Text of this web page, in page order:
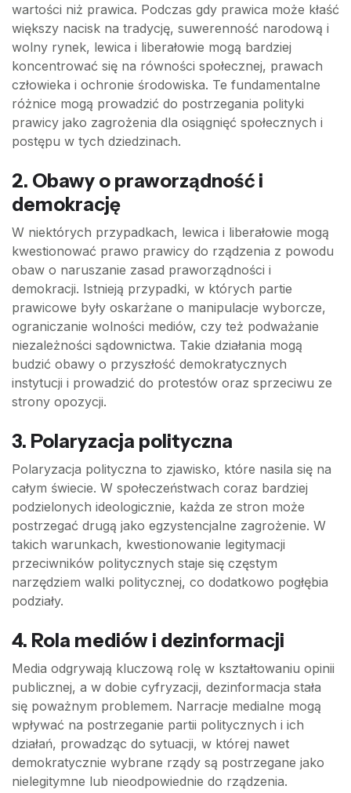
wartości niż prawica. Podczas gdy prawica może kłaść
większy nacisk na tradycję, suwerenność narodową i
wolny rynek, lewica i liberałowie mogą bardziej
koncentrować się na równości społecznej, prawach
człowieka i ochronie środowiska. Te fundamentalne
różnice mogą prowadzić do postrzegania polityki
prawicy jako zagrożenia dla osiągnięć społecznych i
postępu w tych dziedzinach.
2. Obawy o praworządność i
demokrację
W niektórych przypadkach, lewica i liberałowie mogą
kwestionować prawo prawicy do rządzenia z powodu
obaw o naruszanie zasad praworządności i
demokracji. Istnieją przypadki, w których partie
prawicowe były oskarżane o manipulacje wyborcze,
ograniczanie wolności mediów, czy też podważanie
niezależności sądownictwa. Takie działania mogą
budzić obawy o przyszłość demokratycznych
instytucji i prowadzić do protestów oraz sprzeciwu ze
strony opozycji.
3. Polaryzacja polityczna
Polaryzacja polityczna to zjawisko, które nasila się na
całym świecie. W społeczeństwach coraz bardziej
podzielonych ideologicznie, każda ze stron może
postrzegać drugą jako egzystencjalne zagrożenie. W
takich warunkach, kwestionowanie legitymacji
przeciwników politycznych staje się częstym
narzędziem walki politycznej, co dodatkowo pogłębia
podziały.
4. Rola mediów i dezinformacji
Media odgrywają kluczową rolę w kształtowaniu opinii
publicznej, a w dobie cyfryzacji, dezinformacja stała
się poważnym problemem. Narracje medialne mogą
wpływać na postrzeganie partii politycznych i ich
działań, prowadząc do sytuacji, w której nawet
demokratycznie wybrane rządy są postrzegane jako
nielegitymne lub nieodpowiednie do rządzenia.